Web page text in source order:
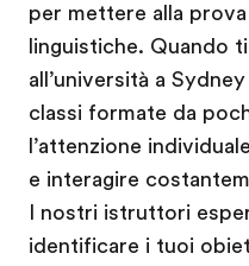
per mettere alla
linguistiche. Quando
all’università a
classi formate da
l’attenzione
e interagire
I nostri istruttori
identificare i tuoi